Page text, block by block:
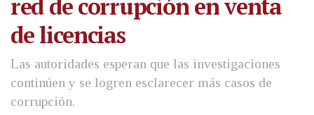
red de corrupción en venta
de licencias
Las autoridades esperan que las investigaciones
continúen y se logren esclarecer más casos de
corrupción.